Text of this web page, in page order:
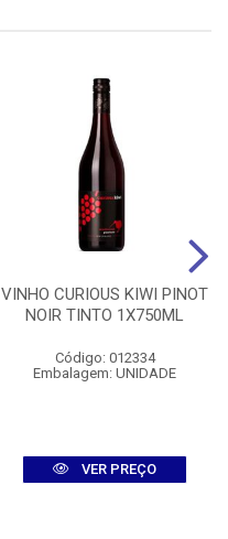
VINHO CURIOUS KIWI PINOT
NOIR TINTO 1X750ML
Código: 012334
Embalagem: UNIDADE
VER PREÇO